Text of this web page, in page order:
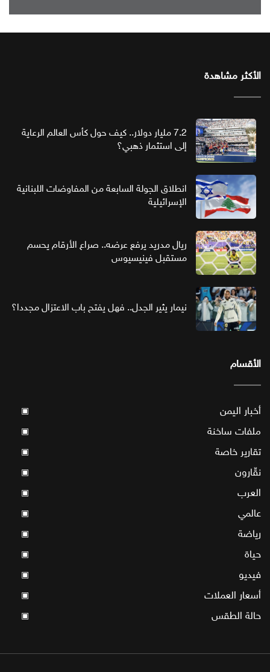
الأكثر مشاهدة
7.2 مليار دولار.. كيف حول كأس العالم الرعاية
إلى استثمار ذهبي؟
انطلاق الجولة السابعة من المفاوضات اللبنانية
الإسرائيلية
ريال مدريد يرفع عرضه.. صراع الأرقام يحسم
مستقبل فينيسيوس
نيمار يثير الجدل.. فهل يفتح باب الاعتزال مجددا؟
الأقسام
أخبار اليمن ▣
ملفات ساخنة ▣
تقارير خاصة ▣
نقّارون ▣
العرب ▣
عالمي ▣
رياضة ▣
حياة ▣
فيديو ▣
أسعار العملات ▣
حالة الطقس ▣